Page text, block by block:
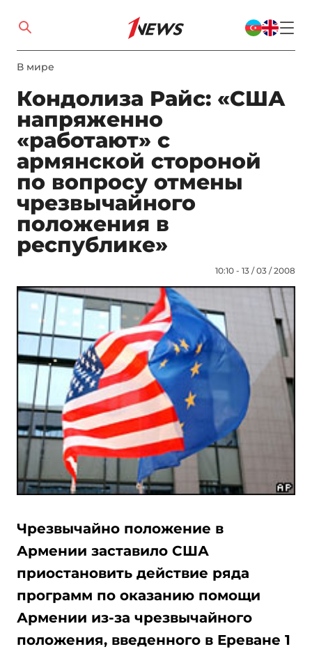
В мире
Кондолиза Райс: «США
напряженно
«работают» с
армянской стороной
по вопросу отмены
чрезвычайного
положения в
республике»
10:10 - 13 / 03 / 2008
Чрезвычайно положение в
Армении заставило США
приостановить действие ряда
программ по оказанию помощи
Армении из-за чрезвычайного
положения, введенного в Ереване 1